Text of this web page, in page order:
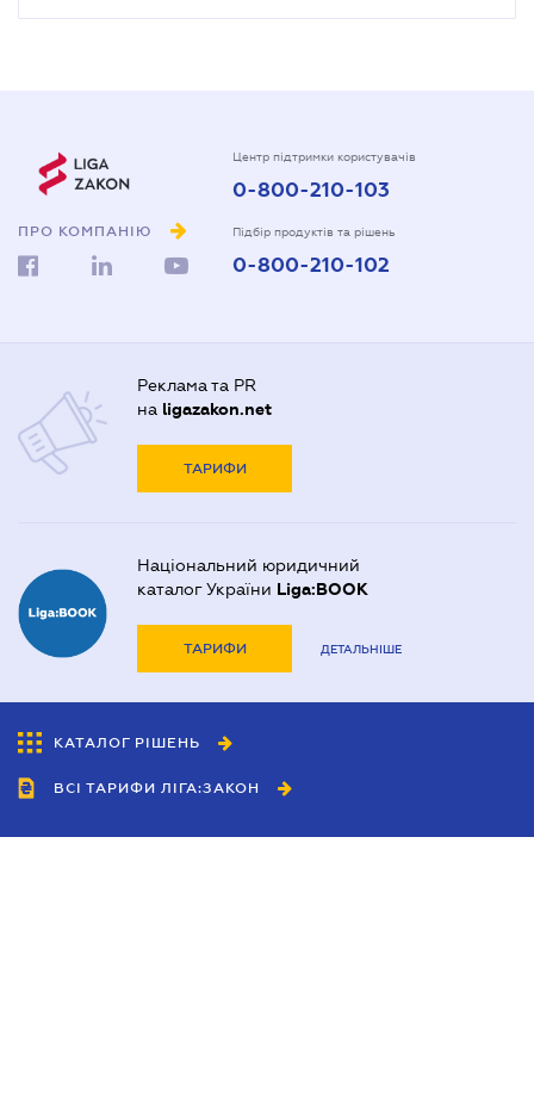
ПРО КОМПАНІЮ
Центр підтримки користувачів
0-800-210-103
Підбір продуктів та рішень
0-800-210-102
Реклама та PR
на ligazakon.net
ТАРИФИ
Національний юридичний
каталог України Liga:BOOK
ТАРИФИ ДЕТАЛЬНІШЕ
КАТАЛОГ РІШЕНЬ
ВСІ ТАРИФИ ЛІГА:ЗАКОН